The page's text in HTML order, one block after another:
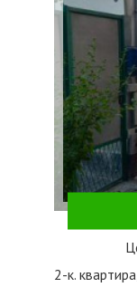
2-к.